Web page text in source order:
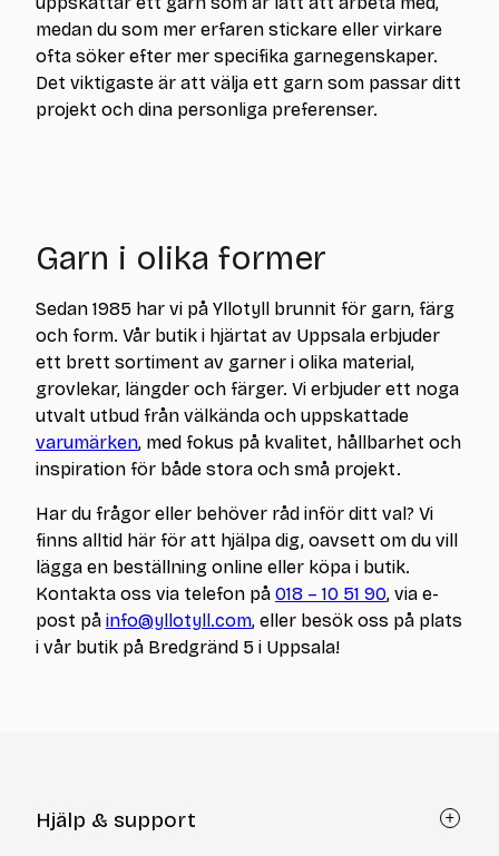
medan du som mer erfaren stickare eller virkare
ofta söker efter mer specifika garnegenskaper.
Det viktigaste är att välja ett garn som passar ditt
projekt och dina personliga preferenser.
Garn i olika former
Sedan 1985 har vi på Yllotyll brunnit för garn, färg
och form. Vår butik i hjärtat av Uppsala erbjuder
ett brett sortiment av garner i olika material,
grovlekar, längder och färger. Vi erbjuder ett noga
utvalt utbud från välkända och uppskattade
varumärken, med fokus på kvalitet, hållbarhet och
inspiration för både stora och små projekt.
Har du frågor eller behöver råd inför ditt val? Vi
finns alltid här för att hjälpa dig, oavsett om du vill
lägga en beställning online eller köpa i butik.
Kontakta oss via telefon på 018 – 10 51 90, via e-
post på info@yllotyll.com, eller besök oss på plats
i vår butik på Bredgränd 5 i Uppsala!
Hjälp & support